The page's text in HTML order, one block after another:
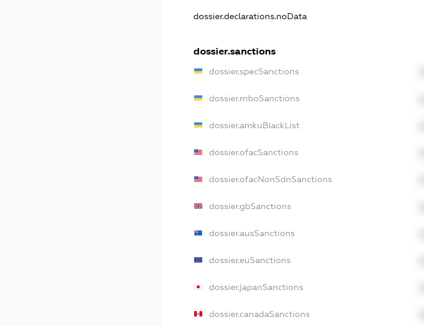
dossier.declarations.noData
dossier.sanctions
dossier.specSanctions
dossier.rnboSanctions
dossier.amkuBlackList
dossier.ofacSanctions
dossier.ofacNonSdnSanctions
dossier.gbSanctions
dossier.ausSanctions
dossier.euSanctions
dossier.japanSanctions
dossier.canadaSanctions